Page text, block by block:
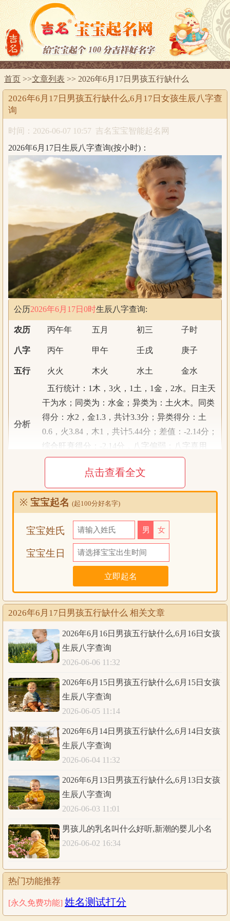
首页 >>文章列表 >> 2026年6月17日男孩五行缺什么
2026年6月17日男孩五行缺什么,6月17日女孩生辰八字查
询
时间：2026-06-07 10:57 吉名宝宝智能起名网
2026年6月17日生辰八字查询(按小时)：
公历2026年6月17日0时生辰八字查询:
农历 丙午年 五月 初三 子时
八字 丙午 甲午 壬戌 庚子
五行 火火 木火 水土 金水
分析
五行统计：1木，3火，1土，1金，2水。日主天
干为水；同类为：水金；异类为：土火木。同类
得分：水2，金1.3，共计3.3分；异类得分：土
0.6，火3.84，木1，共计5.44分；差值：-2.14分；
综合旺衰得分：-2.14分，八字偏弱；八字喜用
神：八字偏弱，八字喜金
公历2026年6月17日1时生辰八字查询:
农历 丙午年 五月 初三 丑时
八字 丙午 甲午 壬戌
五行 火火 木火 水土
分析
五行统计：1木，3火，2土，1金，1水。日主天
干为水；同类为：水金；异类为：土火木。同类
得分：水1.3，金1.5，共计2.8分；异类得分：土
1.2，火3.84，木1，共计6.04分；差值：-3.24分；
综合旺衰得分：-3.24分，八字偏弱；八字喜用
神：八字偏弱，八字喜水
公历2026年6月17日2时生辰八字查询:
农历 丙午年 五月
五行 火火 木火
分析
五行统计：1木，3火，2土，1金，1水。日主天
得分：水1.3，金1.5，共计2.8分；异类得分：土
1.2，火3.84，木1，共计6.04分；差值：-3.24分；
神：八字偏弱，八字喜水
农历 丙午年
八字 丙午 甲午
点击查看全文
※ 宝宝起名 (起100分好名字)
宝宝姓氏 男 女
宝宝生日
2026年6月17日男孩五行缺什么 相关文章
2026年6月16日男孩五行缺什么,6月16日女孩
生辰八字查询
2026-06-06 11:32
2026年6月15日男孩五行缺什么,6月15日女孩
生辰八字查询
2026-06-05 11:14
2026年6月14日男孩五行缺什么,6月14日女孩
生辰八字查询
2026-06-04 11:32
2026年6月13日男孩五行缺什么,6月13日女孩
生辰八字查询
2026-06-03 11:01
男孩儿的乳名叫什么好听,新潮的婴儿小名
2026-06-02 16:34
热门功能推荐
[永久免费功能] 姓名测试打分